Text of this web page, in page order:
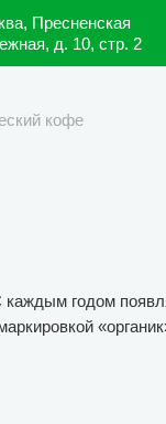
Пресненская
д. 10, стр. 2
кофе
годом